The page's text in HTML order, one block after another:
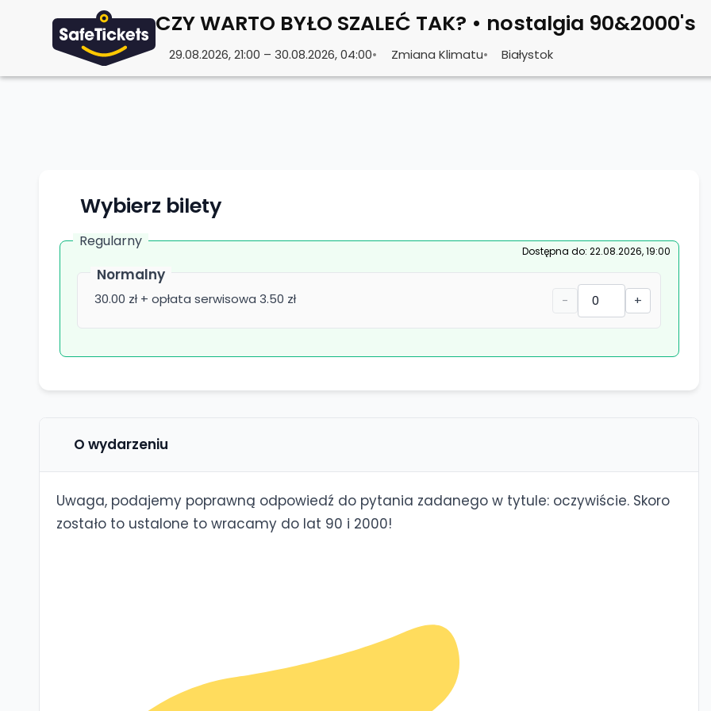
WspółpracaTrasy Organizatorzy ArtyściOpinie FAQ
CZY WARTO BYŁO SZALEĆ TAK? • nostalgia 90&2000's
29.08.2026, 21:00 – 30.08.2026, 04:00• Zmiana Klimatu• Białystok
Wybierz bilety
Regularny
Dostępna do: 22.08.2026, 19:00
Normalny
30.00 zł + opłata serwisowa 3.50 zł - +
O wydarzeniu
Uwaga, podajemy poprawną odpowiedź do pytania zadanego w tytule: oczywiście. Skoro
zostało to ustalone to wracamy do lat 90 i 2000!